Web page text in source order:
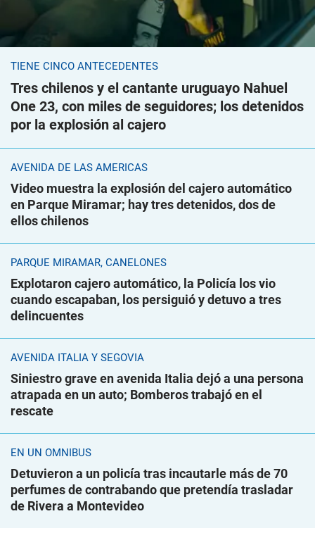
TIENE CINCO ANTECEDENTES
Tres chilenos y el cantante uruguayo Nahuel
One 23, con miles de seguidores; los detenidos
por la explosión al cajero
AVENIDA DE LAS AMÉRICAS
Video muestra la explosión del cajero automático
en Parque Miramar; hay tres detenidos, dos de
ellos chilenos
PARQUE MIRAMAR, CANELONES
Explotaron cajero automático, la Policía los vio
cuando escapaban, los persiguió y detuvo a tres
delincuentes
AVENIDA ITALIA Y SEGOVIA
Siniestro grave en avenida Italia dejó a una persona
atrapada en un auto; Bomberos trabajó en el
rescate
EN UN ÓMNIBUS
Detuvieron a un policía tras incautarle más de 70
perfumes de contrabando que pretendía trasladar
de Rivera a Montevideo